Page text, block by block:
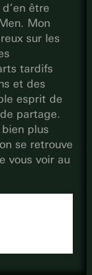
être
Mon
sur les
tardifs
et des
esprit de
partage.
plus
se retrouve
vous voir au